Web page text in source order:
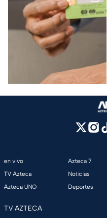
en vivo
TV Azteca
Azteca UNO
Azteca 7
Noticias
Deportes
TV AZTECA